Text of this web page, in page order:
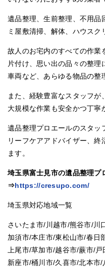
遺品整理、生前整理、不用品
ミ屋敷清掃、解体、ハウスク
故人のお宅内のすべての作業
片付け、思い出の品々の整理
車両など、あらゆる物品の整
また、経験豊富なスタッフ
大規模な作業も安全かつ丁寧
遺品整理プロエールのスタッ
リーフケアアドバイザー、終
ます。
埼玉県富士見市の遺品整理プ
⇒https://cresupo.com/
埼玉県対応地域一覧
さいたま市/川越市/熊谷市/川
加須市/本庄市/東松山市/春日
上尾市/草加市/越谷市/蕨市/
新座市/桶川市/久喜市/北本市